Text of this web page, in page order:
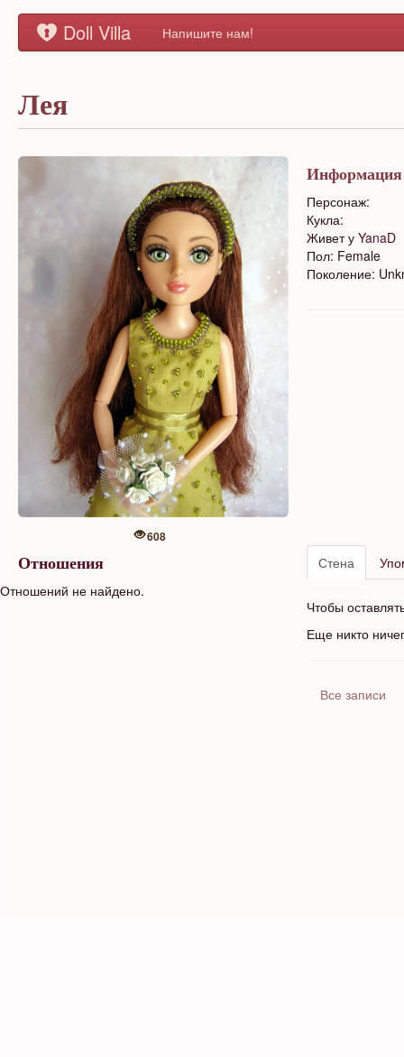
Doll Villa Напишите нам!
Лея
608
Информация
Персонаж:
Кукла:
Живет у YanaD
Пол: Female
Поколение:
Отношения
Отношений не найдено.
Стена
Чтобы
Еще никто
Все записи